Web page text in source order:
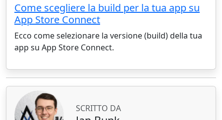
Come scegliere la build per la tua app su
App Store Connect
Ecco come selezionare la versione (build) della tua
app su App Store Connect.
SCRITTO DA